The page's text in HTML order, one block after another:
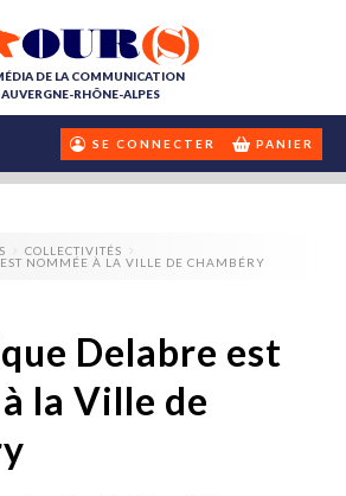
DE LA COMMUNICATION
AUVERGNE-RHÔNE-ALPES
SE CONNECTER PANIER
COLLECTIVITÉS
NOMMÉE À LA VILLE DE CHAMBÉRY
Delabre est
la Ville de